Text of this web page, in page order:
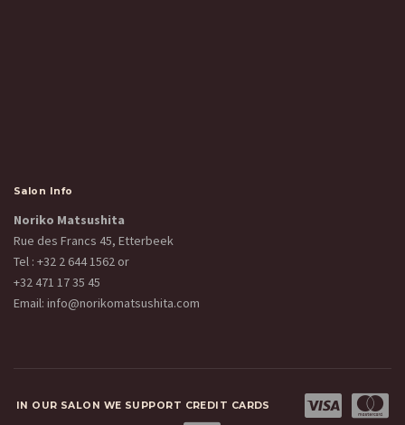
Salon Info
Noriko Matsushita
Rue des Francs 45, Etterbeek
Tel : +32 2 644 1562 or
+32 471 17 35 45
Email: info@norikomatsushita.com
IN OUR SALON WE SUPPORT CREDIT CARDS